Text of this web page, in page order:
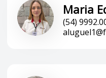
Maria
(54)